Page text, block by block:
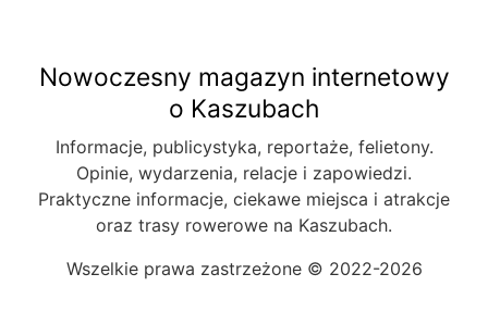
Nowoczesny magazyn internetowy
o Kaszubach
Informacje, publicystyka, reportaże, felietony.
Opinie, wydarzenia, relacje i zapowiedzi.
Praktyczne informacje, ciekawe miejsca i atrakcje
oraz trasy rowerowe na Kaszubach.
Wszelkie prawa zastrzeżone © 2022-2026